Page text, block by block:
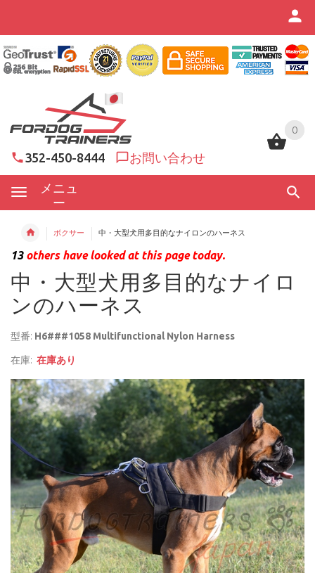
0
352-450-8444 お問い合わせ
メニュ
ー
0
ボクサー 中・大型犬用多目的なナイロンのハーネス
13others have looked at this page today.
中・大型犬用多目的なナイロ
ンのハーネス
型番: H6###1058 Multifunctional Nylon Harness
在庫: 在庫あり